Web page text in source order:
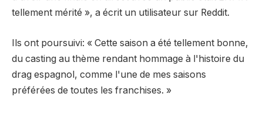
tellement mérité », a écrit un utilisateur sur Reddit.
Ils ont poursuivi: « Cette saison a été tellement bonne,
du casting au thème rendant hommage à l'histoire du
drag espagnol, comme l'une de mes saisons
préférées de toutes les franchises. »